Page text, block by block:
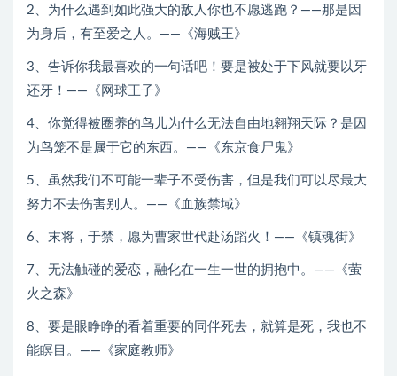
2、为什么遇到如此强大的敌人你也不愿逃跑？——那是因
为身后，有至爱之人。——《海贼王》
3、告诉你我最喜欢的一句话吧！要是被处于下风就要以牙
还牙！——《网球王子》
4、你觉得被圈养的鸟儿为什么无法自由地翱翔天际？是因
为鸟笼不是属于它的东西。——《东京食尸鬼》
5、虽然我们不可能一辈子不受伤害，但是我们可以尽最大
努力不去伤害别人。——《血族禁域》
6、末将，于禁，愿为曹家世代赴汤蹈火！——《镇魂街》
7、无法触碰的爱恋，融化在一生一世的拥抱中。——《萤
火之森》
8、要是眼睁睁的看着重要的同伴死去，就算是死，我也不
能瞑目。——《家庭教师》